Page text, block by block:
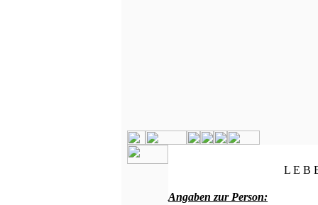
L E B
Angaben zur Person: